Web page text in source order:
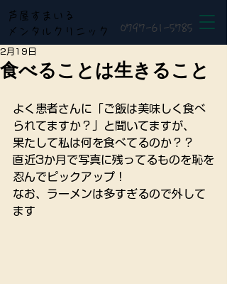
芦屋すまいる
メンタルクリニック
0797-61-5785
食べることは生きること
2月19日
よく患者さんに「ご飯は美味しく食べ
られてますか？」と聞いてますが、
果たして私は何を食べてるのか？？
直近3か月で写真に残ってるものを恥を
忍んでピックアップ！
なお、ラーメンは多すぎるので外して
ます